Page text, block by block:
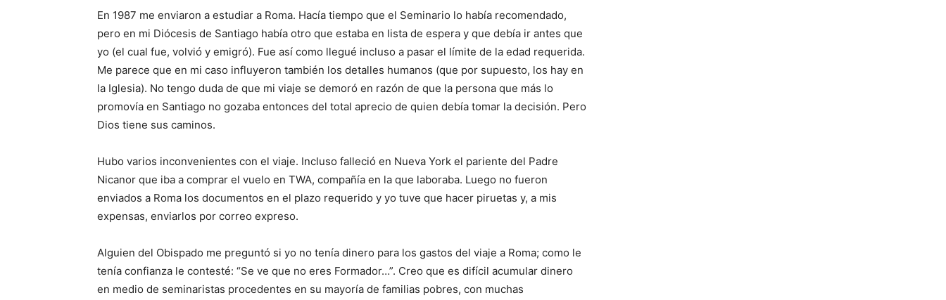
En 1987 me enviaron a estudiar a Roma. Hacía tiempo que el Seminario lo había recomendado,
pero en mi Diócesis de Santiago ha­bía otro que estaba en lista de espera y que debía ir an­tes que
yo (el cual fue, vol­vió y emigró). Fue así como llegué incluso a pasar el límite de la edad requerida.
Me parece que en mi caso influyeron también los deta­lles humanos (que por su­puesto, los hay en
la Igle­sia). No tengo duda de que mi viaje se demoró en razón de que la persona que más lo
promovía en Santiago no gozaba entonces del total aprecio de quien debía to­mar la decisión. Pero
Dios tiene sus caminos.
Hubo varios inconvenientes con el viaje. Incluso falleció en Nueva York el pariente del Padre
Nicanor que iba a comprar el vuelo en TWA, compañía en la que laboraba. Luego no fue­ron
enviados a Roma los do­cumentos en el plazo reque­rido y yo tuve que hacer piruetas y, a mis
expensas, enviarlos por correo expreso.
Alguien del Obispado me preguntó si yo no tenía dinero para los gastos del viaje a Roma; como le
tenía confianza le contesté: “Se ve que no eres Formador…”. Creo que es difícil acumular dinero
en medio de semina­ristas procedentes en su ma­yoría de familias pobres, con muchas